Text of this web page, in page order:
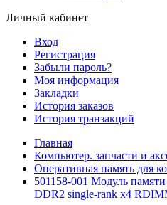
Личный кабинет
Вход
Регистрация
Забыли пароль?
Моя информация
Закладки
История заказов
История транзакций
Главная
Компьютер. запчасти и
Оперативная память для
501158-001 Модуль
DDR2 single-rank x4